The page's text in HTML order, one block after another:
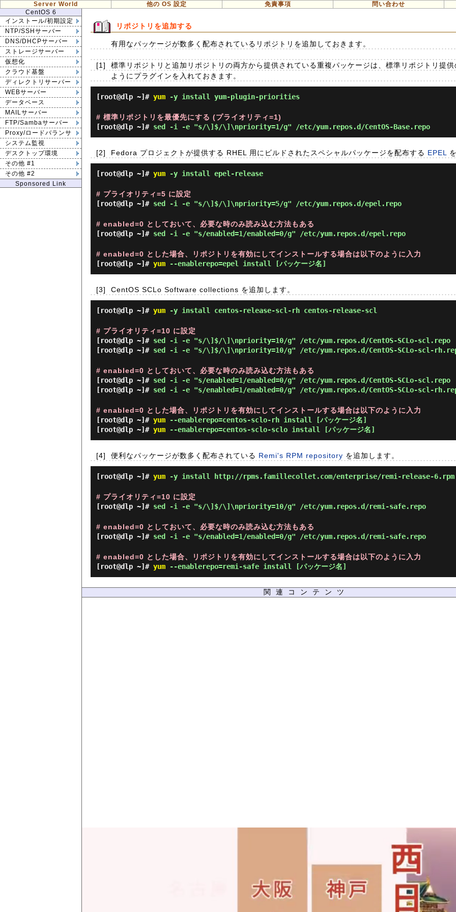
Server World 他の OS 設定 免責事項 問い合わせ
CentOS 6
インストール/初期設定
NTP/SSHサーバー
DNS/DHCPサーバー
ストレージサーバー
仮想化
クラウド基盤
ディレクトリサーバー
WEBサーバー
データベース
MAILサーバー
FTP/Sambaサーバー
Proxy/ロードバランサ
システム監視
デスクトップ環境
その他 #1
その他 #2
Sponsored Link
リポジトリを追加する
有用なパッケージが数多く配布されているリポジトリを追加しておきます。
[1]
標準リポジトリと追加リポジトリの両方から提供されている重複パッケージは、標準リポジトリ提
ようにプラグインを入れておきます。
[root@dlp ~]# yum -y install yum-plugin-priorities
# 標準リポジトリを最優先にする (プライオリティ=1)
[root@dlp ~]# sed -i -e "s/\]$/\]\npriority=1/g" /etc/yum.repos.d/CentOS-Base.repo
[2] Fedora プロジェクトが提供する RHEL 用にビルドされたスペシャルパッケージを配布する EPEL
[root@dlp ~]# yum -y install epel-release
# プライオリティ=5 に設定
[root@dlp ~]# sed -i -e "s/\]$/\]\npriority=5/g" /etc/yum.repos.d/epel.repo
# enabled=0 としておいて、必要な時のみ読み込む方法もある
[root@dlp ~]# sed -i -e "s/enabled=1/enabled=0/g" /etc/yum.repos.d/epel.repo
# enabled=0 とした場合、リポジトリを有効にしてインストールする場合は以下のように入力
[root@dlp ~]# yum --enablerepo=epel install [パッケージ名]
[3] CentOS SCLo Software collections を追加します。
[root@dlp ~]# yum -y install centos-release-scl-rh centos-release-scl
# プライオリティ=10 に設定
[root@dlp ~]# sed -i -e "s/\]$/\]\npriority=10/g" /etc/yum.repos.d/CentOS-SCLo-scl.repo
[root@dlp ~]# sed -i -e "s/\]$/\]\npriority=10/g" /etc/yum.repos.d/CentOS-SCLo-scl-
# enabled=0 としておいて、必要な時のみ読み込む方法もある
[root@dlp ~]# sed -i -e "s/enabled=1/enabled=0/g" /etc/yum.repos.d/CentOS-SCLo-scl.repo
[root@dlp ~]# sed -i -e "s/enabled=1/enabled=0/g" /etc/yum.repos.d/CentOS-SCLo-scl-
# enabled=0 とした場合、リポジトリを有効にしてインストールする場合は以下のように入力
[root@dlp ~]# yum --enablerepo=centos-sclo-rh install [パッケージ名]
[root@dlp ~]# yum --enablerepo=centos-sclo-sclo install [パッケージ名]
[4] 便利なパッケージが数多く配布されている Remi's RPM repository を追加します。
[root@dlp ~]# yum -y install http://rpms.famillecollet.com/enterprise/remi-release-6.rpm
# プライオリティ=10 に設定
[root@dlp ~]# sed -i -e "s/\]$/\]\npriority=10/g" /etc/yum.repos.d/remi-safe.repo
# enabled=0 としておいて、必要な時のみ読み込む方法もある
[root@dlp ~]# sed -i -e "s/enabled=1/enabled=0/g" /etc/yum.repos.d/remi-safe.repo
# enabled=0 とした場合、リポジトリを有効にしてインストールする場合は以下のように入力
[root@dlp ~]# yum --enablerepo=remi-safe install [パッケージ名]
関連コンテンツ